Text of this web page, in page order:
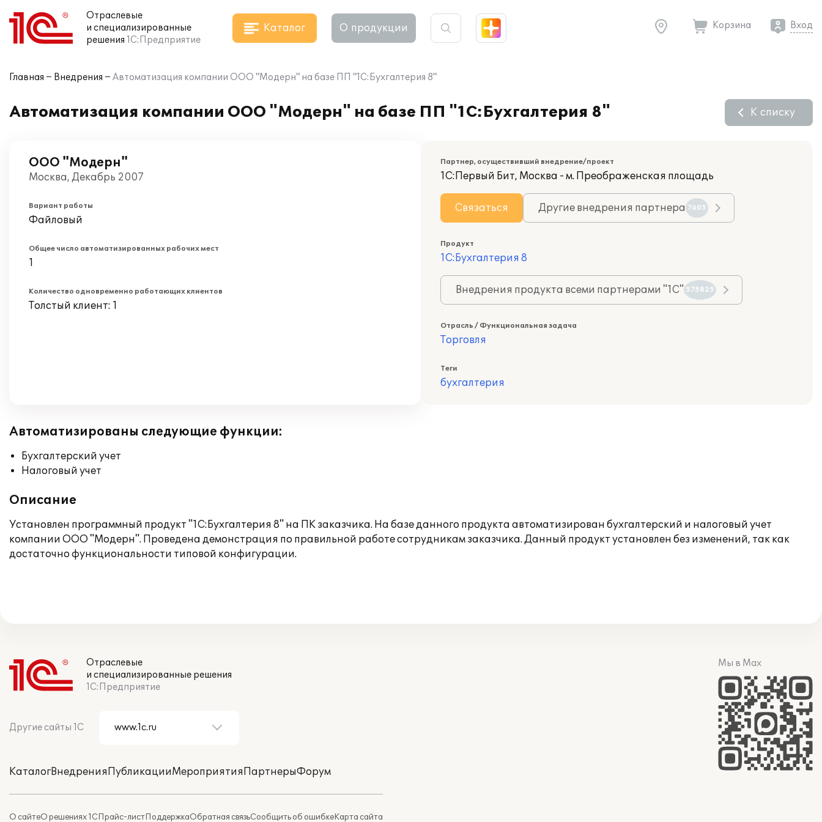
Отраслевые
и специализированные
решения 1С:Предприятие
Каталог О продукции Корзина Вход
Главная Внедрения Автоматизация компании ООО "Модерн" на базе ПП "1С:Бухгалтерия 8"
Автоматизация компании ООО "Модерн" на базе ПП "1С:Бухгалтерия 8" К списку
ООО "Модерн"
Москва, Декабрь 2007
Вариант работы
Файловый
Общее число автоматизированных рабочих мест
1
Количество одновременно работающих клиентов
Толстый клиент: 1
Партнер, осуществивший внедрение/проект
1С:Первый Бит, Москва - м. Преображенская площадь
Связаться Другие внедрения партнера 7605
Продукт
1С:Бухгалтерия 8
Внедрения продукта всеми партнерами "1С" 575825
Отрасль / Функциональная задача
Торговля
Теги
бухгалтерия
Автоматизированы следующие функции:
Бухгалтерский учет
Налоговый учет
Описание
Установлен программный продукт "1С:Бухгалтерия 8" на ПК заказчика. На базе данного продукта автоматизирован бухгалтерский и налоговый учет
компании ООО "Модерн". Проведена демонстрация по правильной работе сотрудникам заказчика. Данный продукт установлен без изменений, так как
достаточно функциональности типовой конфигурации.
Отраслевые
и специализированные решения
1С:Предприятие
Другие сайты 1С
КаталогВнедренияПубликацииМероприятияПартнерыФорум
О сайтеО решениях 1СПрайс-листПоддержкаОбратная связьСообщить об ошибкеКарта сайта
Мы в Max